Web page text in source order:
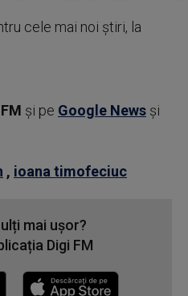
cele mai noi știri, la
şi pe Google News şi
, ioana timofeciuc
mai ușor?
Digi FM